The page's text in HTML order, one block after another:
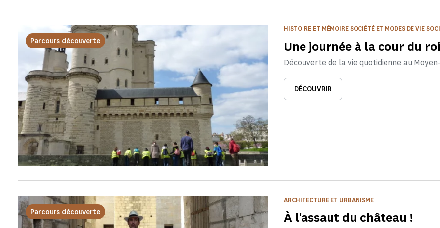
Parcours découverte Une journée à la cour du roi
HISTOIRE ET MÉMOIRE SOCIÉTÉ ET MODES DE VIE
Découverte de la vie quotidienne au
DÉCOUVRIR
Parcours découverte À l'assaut du château !
ARCHITECTURE ET URBANISME